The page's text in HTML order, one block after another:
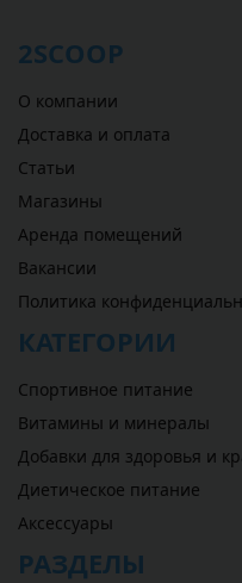
2SCOOP
О компании
Доставка и оплата
Статьи
Магазины
Аренда помещений
Вакансии
Политика
КАТЕГОРИИ
Спортивное питание
Витамины и минералы
Добавки для здоровья и
Диетическое питание
Аксессуары
РАЗДЕЛЫ